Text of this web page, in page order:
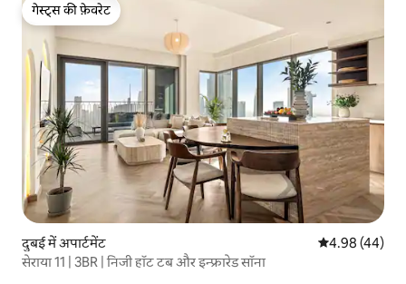
गेस्ट्स की फ़ेवरेट
गेस्ट्स की फ़ेवरेट
दुबई में अपार्टमेंट औसत रेटिंग 5 में
4.98 (44)
सेराया 11 | 3BR | निजी हॉट टब और इन्फ्रारेड सॉना